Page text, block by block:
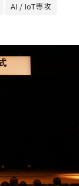
AI / IoT専攻